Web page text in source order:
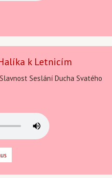
k Letnicím
Seslání Ducha Svatého